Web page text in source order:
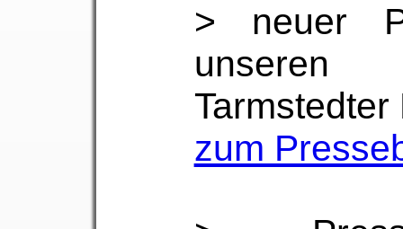
> neuer
unseren
Tarmstedter
zum